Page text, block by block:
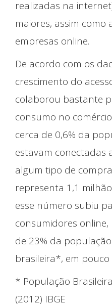
O
realizadas na
maiores, assim como
empresas online.
De acordo com os
crescimento do
colaborou bastante
consumo no
cerca de 0,6% da
estavam conectadas
algum tipo de
representa 1,1
esse número subiu
consumidores
de 23% da
brasileira*, em pouco
* População
(2012) IBGE